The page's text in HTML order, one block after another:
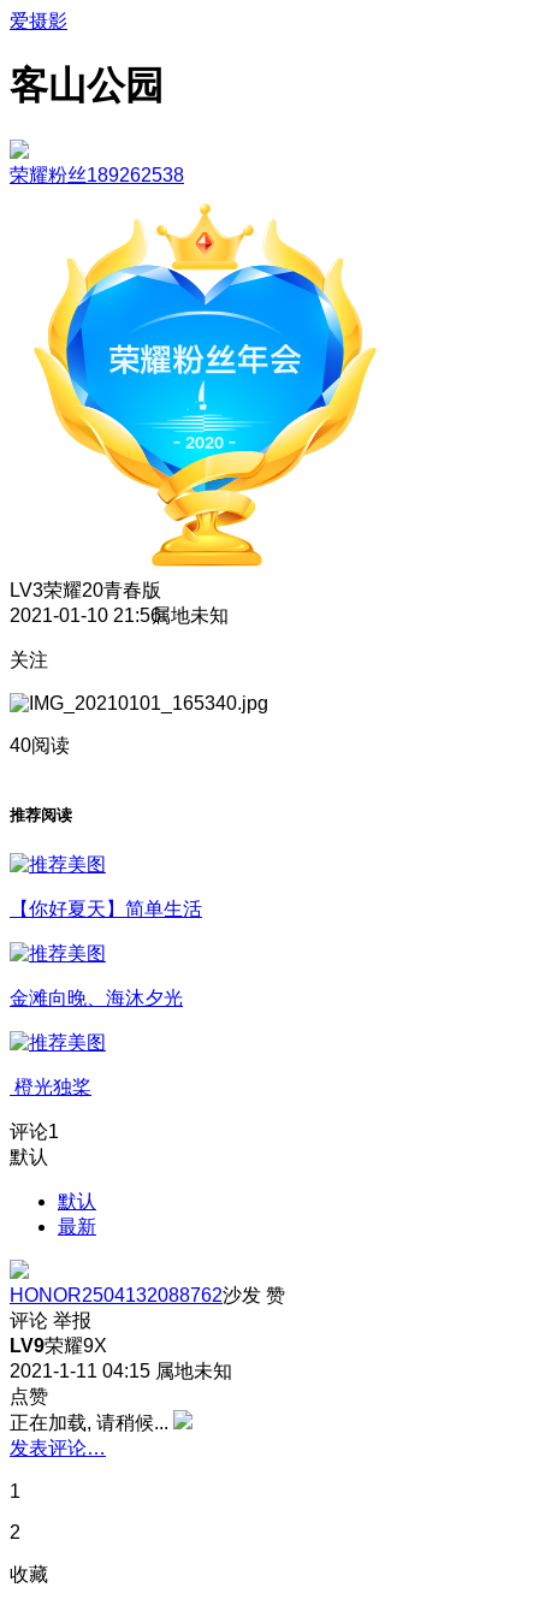
爱摄影
客山公园
荣耀粉丝189262538
LV3荣耀20青春版
2021-01-10 21:56属地未知
关注
40阅读
推荐阅读
【你好夏天】简单生活
金滩向晚、海沐夕光
橙光独桨
评论1
默认
默认
最新
HONOR2504132088762沙发 赞
评论 举报
LV9荣耀9X
2021-1-11 04:15 属地未知
点赞
正在加载, 请稍候...
发表评论…
1
2
收藏